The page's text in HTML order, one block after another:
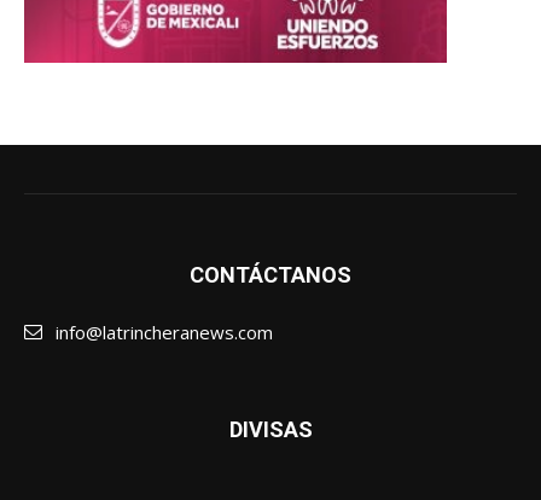
CONTÁCTANOS
info@latrincheranews.com
DIVISAS